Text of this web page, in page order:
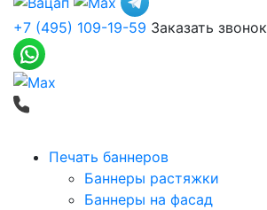
+7 (495) 109-19-59 Заказать звонок
Печать баннеров
Баннеры растяжки
Баннеры на фасад